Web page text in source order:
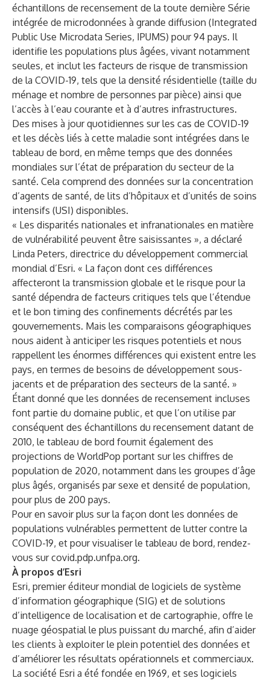
échantillons de recensement de la toute dernière Série
intégrée de microdonnées à grande diffusion (Integrated
Public Use Microdata Series, IPUMS) pour 94 pays. Il
identifie les populations plus âgées, vivant notamment
seules, et inclut les facteurs de risque de transmission
de la COVID-19, tels que la densité résidentielle (taille du
ménage et nombre de personnes par pièce) ainsi que
l’accès à l’eau courante et à d’autres infrastructures.
Des mises à jour quotidiennes sur les cas de COVID-19
et les décès liés à cette maladie sont intégrées dans le
tableau de bord, en même temps que des données
mondiales sur l’état de préparation du secteur de la
santé. Cela comprend des données sur la concentration
d’agents de santé, de lits d’hôpitaux et d’unités de soins
intensifs (USI) disponibles.
« Les disparités nationales et infranationales en matière
de vulnérabilité peuvent être saisissantes », a déclaré
Linda Peters, directrice du développement commercial
mondial d’Esri. « La façon dont ces différences
affecteront la transmission globale et le risque pour la
santé dépendra de facteurs critiques tels que l’étendue
et le bon timing des confinements décrétés par les
gouvernements. Mais les comparaisons géographiques
nous aident à anticiper les risques potentiels et nous
rappellent les énormes différences qui existent entre les
pays, en termes de besoins de développement sous-
jacents et de préparation des secteurs de la santé. »
Étant donné que les données de recensement incluses
font partie du domaine public, et que l’on utilise par
conséquent des échantillons du recensement datant de
2010, le tableau de bord fournit également des
projections de WorldPop portant sur les chiffres de
population de 2020, notamment dans les groupes d’âge
plus âgés, organisés par sexe et densité de population,
pour plus de 200 pays.
Pour en savoir plus sur la façon dont les données de
populations vulnérables permettent de lutter contre la
COVID-19, et pour visualiser le tableau de bord, rendez-
vous surcovid.pdp.unfpa.org.
À propos d’Esri
Esri, premier éditeur mondial de logiciels de système
d’information géographique (SIG) et de solutions
d’intelligence de localisation et de cartographie, offre le
nuage géospatial le plus puissant du marché, afin d’aider
les clients à exploiter le plein potentiel des données et
d’améliorer les résultats opérationnels et commerciaux.
La société Esri a été fondée en 1969, et ses logiciels